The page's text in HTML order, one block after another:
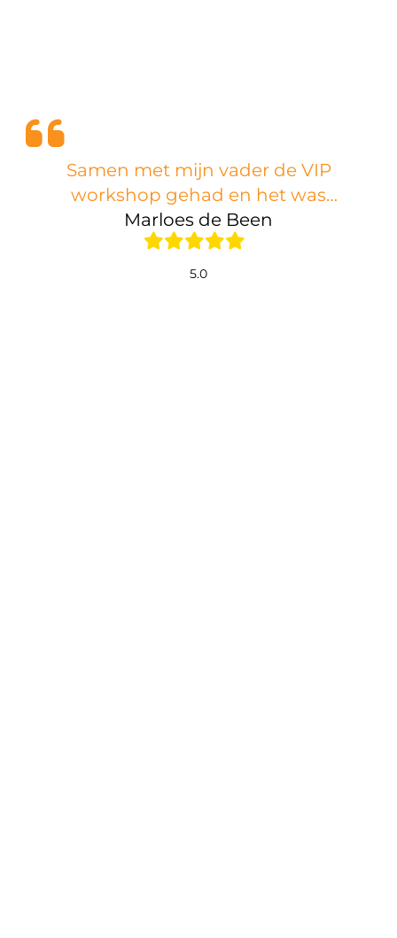
Samen met mijn vader de VIP
workshop gehad en het was
geweldig! We hebben genoten,
gelachen en geleerd. Mooie
herinnering gemaakt. Dankjewel!
Marloes de Been
5.0